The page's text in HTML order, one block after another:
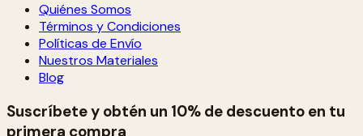
Quiénes Somos
Términos y Condiciones
Políticas de Envío
Nuestros Materiales
Blog
Suscríbete y obtén un 10% de descuento en tu
primera compra